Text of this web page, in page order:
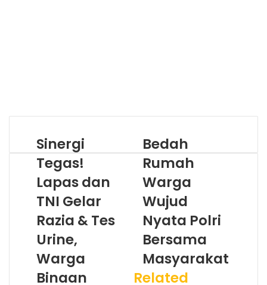
Sinergi
Tegas!
Lapas dan
TNI Gelar
Razia & Tes
Urine,
Warga
Binaan
Bedah
Rumah
Warga
Wujud
Nyata Polri
Bersama
Masyarakat
Related